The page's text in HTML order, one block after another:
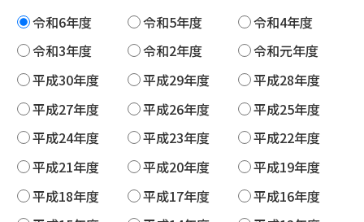
令和6年度 令和5年度
令和4年度
令和3年度
令和2年度
令和元年度
平成30年度
平成29年度
平成28年度
平成27年度
平成26年度
平成25年度
平成24年度
平成23年度
平成22年度
平成21年度
平成20年度
平成19年度
平成18年度
平成17年度
平成16年度